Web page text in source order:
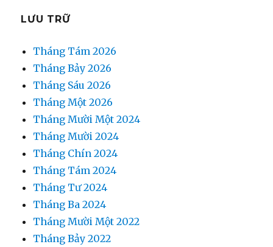
LƯU TRỮ
Tháng Tám 2026
Tháng Bảy 2026
Tháng Sáu 2026
Tháng Một 2026
Tháng Mười Một 2024
Tháng Mười 2024
Tháng Chín 2024
Tháng Tám 2024
Tháng Tư 2024
Tháng Ba 2024
Tháng Mười Một 2022
Tháng Bảy 2022